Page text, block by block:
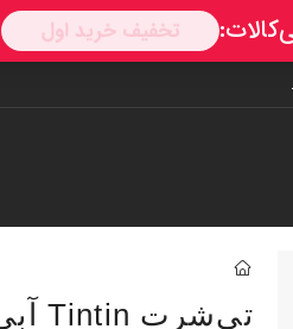
تی‌شرت Tintin آبی L